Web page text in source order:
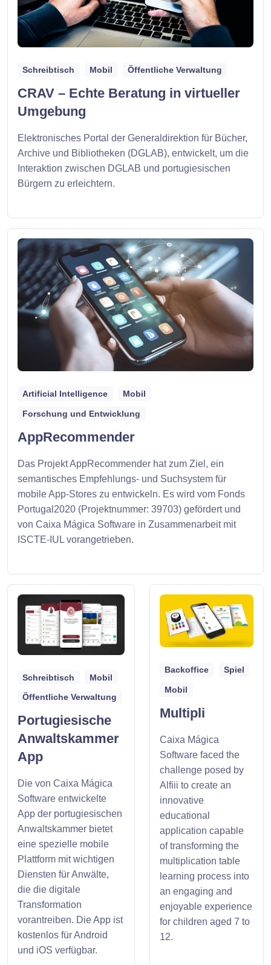
Schreibtisch Mobil Öffentliche Verwaltung
CRAV – Echte Beratung in virtueller
Umgebung
Elektronisches Portal der Generaldirektion für Bücher,
Archive und Bibliotheken (DGLAB), entwickelt, um die
Interaktion zwischen DGLAB und portugiesischen
Bürgern zu erleichtern.
Artificial Intelligence Mobil
Forschung und Entwicklung
AppRecommender
Das Projekt AppRecommender hat zum Ziel, ein
semantisches Empfehlungs- und Suchsystem für
mobile App-Stores zu entwickeln. Es wird vom Fonds
Portugal2020 (Projektnummer: 39703) gefördert und
von Caixa Mágica Software in Zusammenarbeit mit
ISCTE-IUL vorangetrieben.
Schreibtisch Mobil
Öffentliche Verwaltung
Portugiesische
Anwaltskammer
App
Die von Caixa Mágica
Software entwickelte
App der portugiesischen
Anwaltskammer bietet
eine spezielle mobile
Plattform mit wichtigen
Diensten für Anwälte,
die die digitale
Transformation
vorantreiben. Die App ist
kostenlos für Android
und iOS verfügbar.
Backoffice Spiel
Mobil
Multipli
Caixa Mágica
Software faced the
challenge posed by
Alfiii to create an
innovative
educational
application capable
of transforming the
multiplication table
learning process into
an engaging and
enjoyable experience
for children aged 7 to
12.